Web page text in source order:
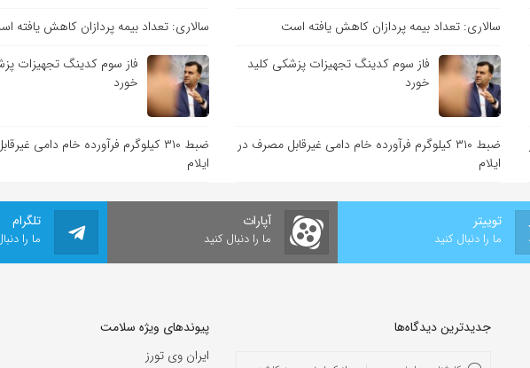
سالاری: تعداد بیمه پردازان کاهش یافته است
فاز سوم کدینگ تجهیزات پزشکی کلید
خورد
ضبط ۳۱۰ کیلوگرم فرآورده خام دامی غیرقابل مصرف در
ایلام
سالاری: تعداد بیمه پردازان کاهش یافته
فاز سوم کدینگ تجهیزات
خورد
ضبط ۳۱۰ کیلوگرم فرآورده خام دامی
ایلام
تلگرام
ما را
آپارات
ما را دنبال کنید
توییتر
ما را دنبال کنید
جدیدترین دیدگاه‌‌ها
پیوندهای ویژه سلامت
ایران وی تورز